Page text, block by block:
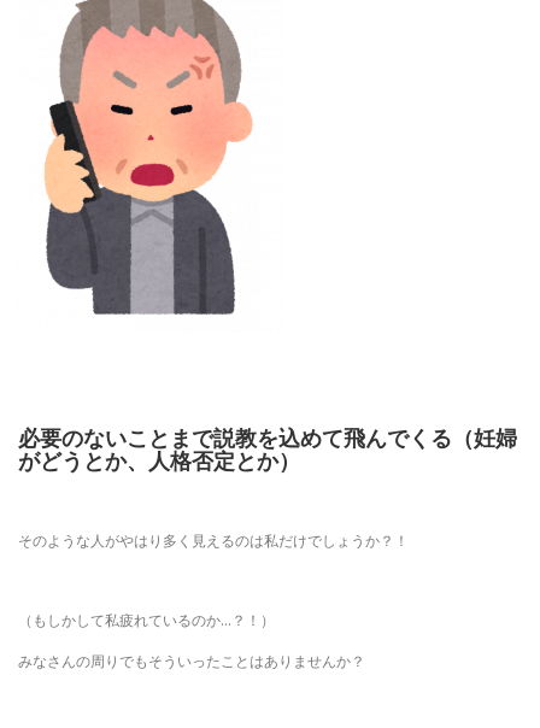
必要のないことまで説教を込めて飛んでくる（妊婦
がどうとか、人格否定とか）
そのような人がやはり多く見えるのは私だけでしょうか？！
（もしかして私疲れているのか…？！）
みなさんの周りでもそういったことはありませんか？